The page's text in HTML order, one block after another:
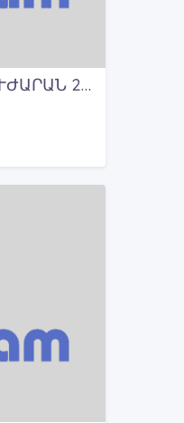
ՄԱՆԿԱԿԱՆ ԱՏԱՄՆԱԲՈՒԺԱՐԱՆ 24 ԺԱՄ/ MANKAKAN ATAMNABUJARAN